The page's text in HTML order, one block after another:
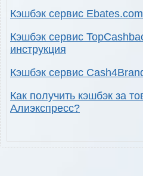
Кэшбэк сервис
Кэшбэк сервис
инструкция
Кэшбэк сервис
Как получить кэшбэк за
Алиэкспресс?